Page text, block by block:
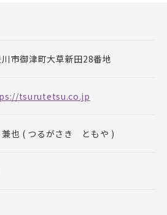
市御津町大草新田28番地
tsurutetsu.co.jp
也 ( つるがさき ともや )